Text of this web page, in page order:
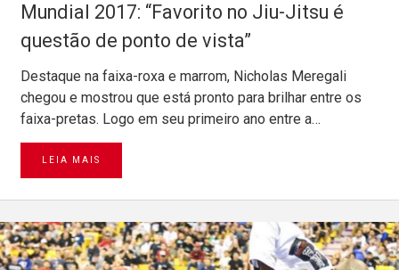
Mundial 2017: “Favorito no Jiu-Jitsu é
questão de ponto de vista”
Destaque na faixa-roxa e marrom, Nicholas Meregali
chegou e mostrou que está pronto para brilhar entre os
faixa-pretas. Logo em seu primeiro ano entre a…
LEIA MAIS